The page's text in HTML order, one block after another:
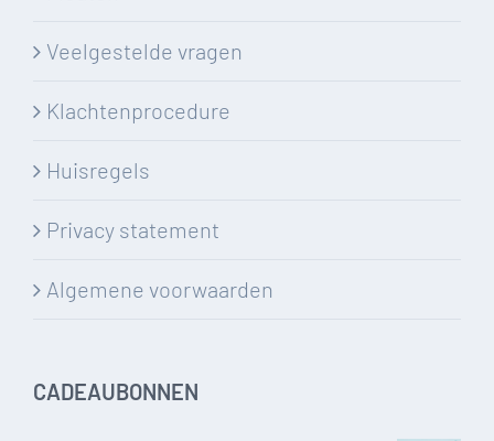
Veelgestelde vragen
Klachtenprocedure
Huisregels
Privacy statement
Algemene voorwaarden
CADEAUBONNEN